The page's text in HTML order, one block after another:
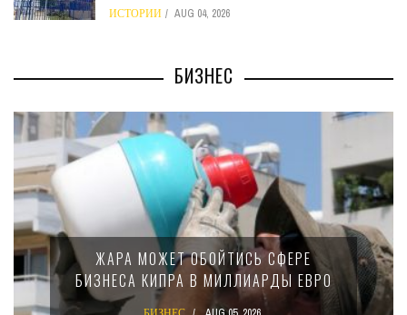
ИСТОРИИ AUG 04, 2026
БИЗНЕС
МИНФИН КИПРА ПЕРЕПИСАЛ ЗАКОН О
15-ПРОЦЕНТНОМ НАЛОГЕ ДЛЯ
КРУПНЫХ МЕЖДУНАРОДНЫХ
КОМПАНИЙ